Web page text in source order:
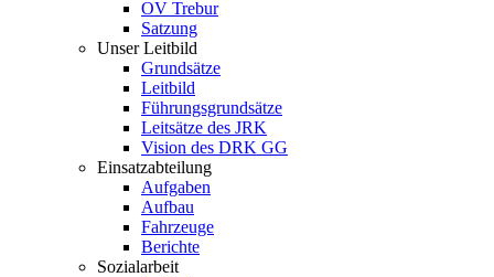
OV Trebur
Satzung
Unser Leitbild
Grundsätze
Leitbild
Führungsgrundsätze
Leitsätze des JRK
Vision des DRK GG
Einsatzabteilung
Aufgaben
Aufbau
Fahrzeuge
Berichte
Sozialarbeit